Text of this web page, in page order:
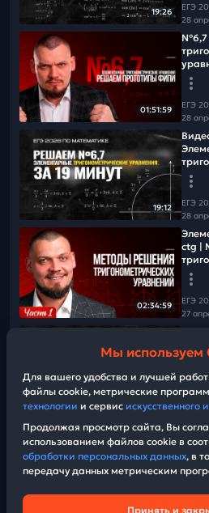
19:26
28
01:51:59
№6,7
ФИПИ
28
19:12
ФИПИ
28
02:34:59
ctg |
27
25:14
ctg |
28
Показать
Мы используем
Для вашего удобства и лучшей
файлы cookie, метрические
технологии и сервис искусственного
Продолжая просмотр сайта, Вы
использованием файлов cookie в
обработки персональных данных, в
передачу данных метрическим
Принять и